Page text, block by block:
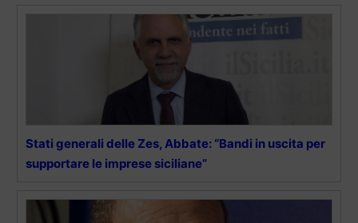
Stati generali delle Zes, Abbate: “Bandi in uscita per
supportare le imprese siciliane”